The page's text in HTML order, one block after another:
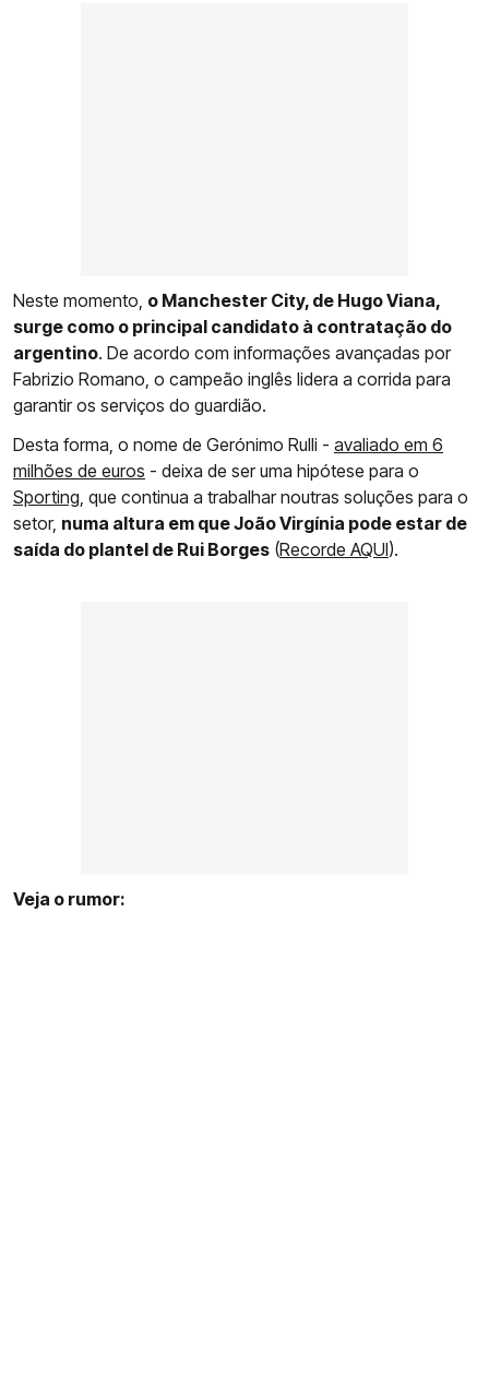
Neste momento, o Manchester City, de Hugo Viana,
surge como o principal candidato à contratação do
argentino. De acordo com informações avançadas por
Fabrizio Romano, o campeão inglês lidera a corrida para
garantir os serviços do guardião.
Desta forma, o nome de Gerónimo Rulli - avaliado em 6
milhões de euros - deixa de ser uma hipótese para o
Sporting , que continua a trabalhar noutras soluções para o
setor, numa altura em que João Virgínia pode estar de
saída do plantel de Rui Borges (Recorde AQUI).
Veja o rumor: